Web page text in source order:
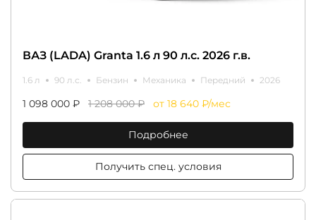
ВАЗ (LADA) Granta 1.6 л 90 л.с. 2026 г.в.
1.6 л 90 л.с. Бензин Механика Передний 2026
1 098 000 ₽ 1 208 000 ₽ от 18 640 ₽/мес
Подробнее
Получить спец. условия